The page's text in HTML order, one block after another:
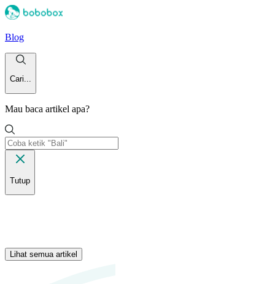
Blog
Cari...
Mau baca artikel apa?
Tutup
Lihat semua artikel